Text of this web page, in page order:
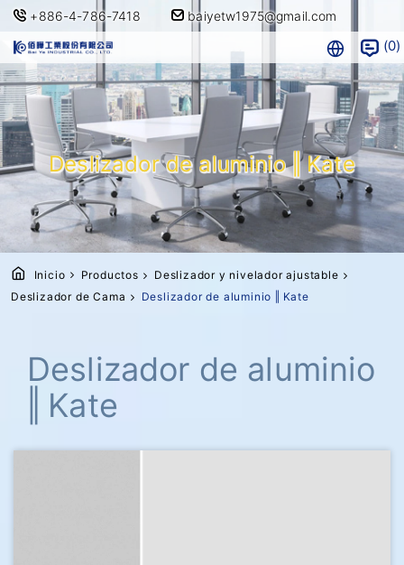
+886-4-786-7418 baiyetw1975@gmail.com
0
Deslizador de aluminio ‖ Kate
Inicio Productos
Deslizador y nivelador ajustable
Deslizador de Cama
Deslizador de aluminio ‖ Kate
Deslizador de aluminio
‖ Kate